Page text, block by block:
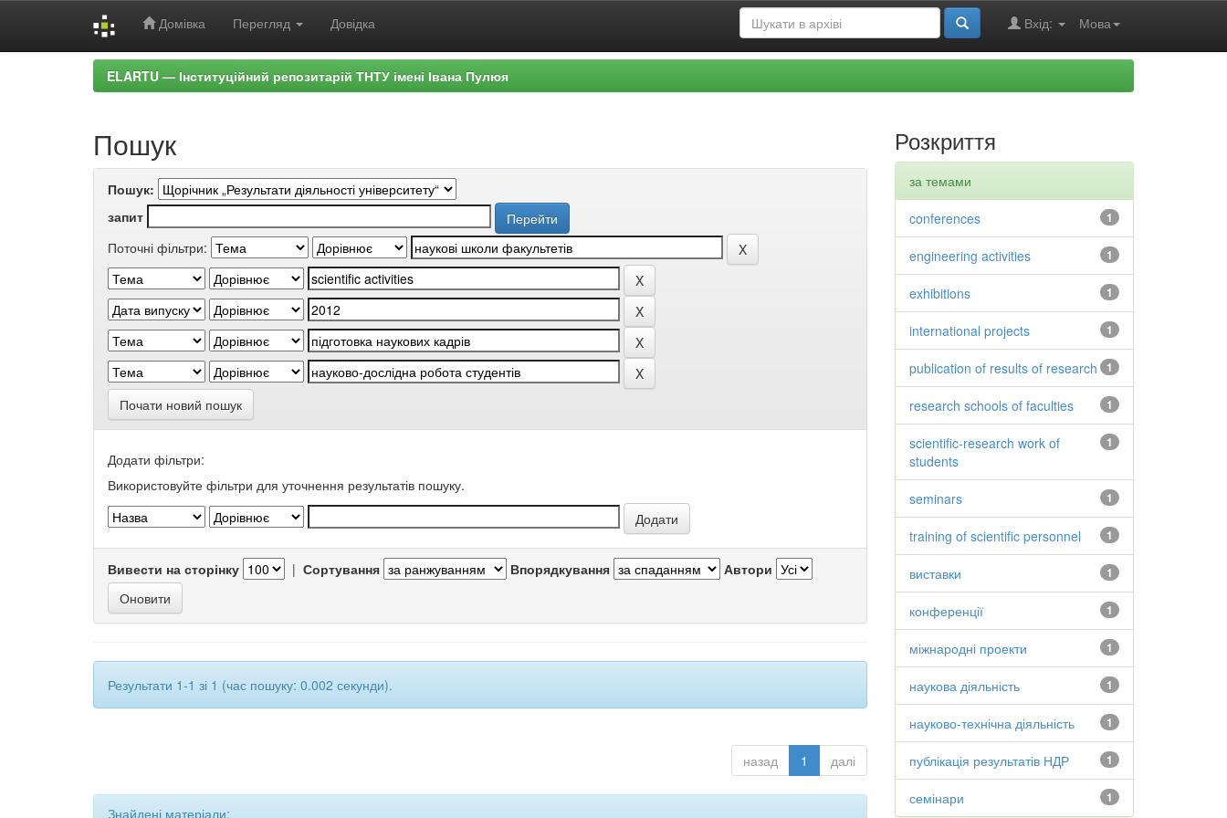
Домівка Перегляд Довідка Мова
Вхід:
ELARTU — Інституційний репозитарій ТНТУ імені Івана Пулюя
Пошук
Пошук:
запит
Поточні фільтри:
Почати новий пошук
Додати фільтри:
Використовуйте фільтри для уточнення результатів пошуку.
Вивести на сторінку | Сортування Впорядкування Автори
Результати 1-1 зі 1 (час пошуку: 0.002 секунди).
назад 1 далі
Знайдені матеріали:
Розкриття
за темами
1
conferences
1
engineering activities
1
exhibitions
1
international projects
1
publication of results of research
1
research schools of faculties
1
scientific-research work of
students
1
seminars
1
training of scientific personnel
1
виставки
1
конференції
1
міжнародні проекти
1
наукова діяльність
1
науково-технічна діяльність
1
публікація результатів НДР
1
семінари